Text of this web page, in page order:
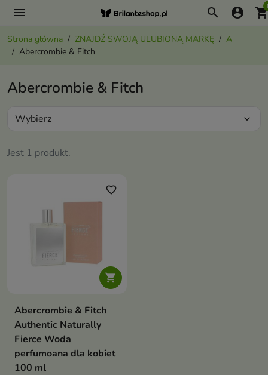
menu search account_circle
Strona główna ZNAJDŹ SWOJĄ ULUBIONĄ MARKĘ
A
Abercrombie & Fitch
Abercrombie & Fitch
Jest 1 produkt.
Wybierz expand_more

favorite_border
Abercrombie & Fitch
Authentic Naturally
Fierce Woda
perfumoana dla kobiet
100 ml